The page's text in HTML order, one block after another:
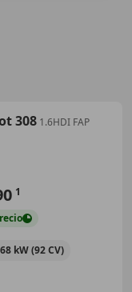
308 1.6HDI FAP
1
68 kW (92 CV)